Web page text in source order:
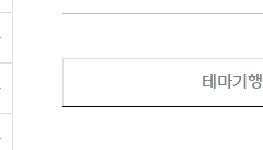
보은
옥천
시청자 FLEX
테마기